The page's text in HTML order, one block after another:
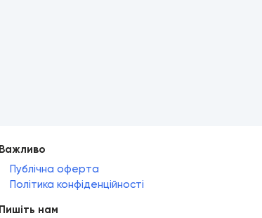
Важливо
Публічна оферта
Політика конфіденційності
Пишіть нам